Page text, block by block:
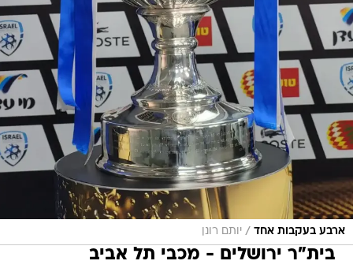
ארבע בעקבות אחד / יותם רונן
בית"ר ירושלים - מכבי תל אביב